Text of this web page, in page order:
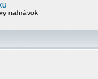
nahrávok